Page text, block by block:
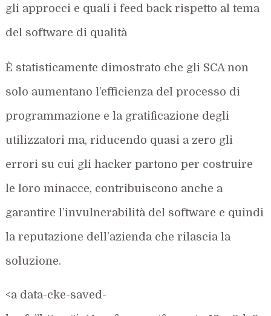
gli approcci e quali i feed back rispetto al tema
del software di qualità
È statisticamente dimostrato che gli SCA non
solo aumentano l’efficienza del processo di
programmazione e la gratificazione degli
utilizzatori ma, riducendo quasi a zero gli
errori su cui gli hacker partono per costruire
le loro minacce, contribuiscono anche a
garantire l’invulnerabilità del software e quindi
la reputazione dell’azienda che rilascia la
soluzione.
<a data-cke-saved-